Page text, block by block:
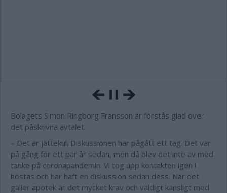
Bolagets Simon Ringborg Fransson är förstås glad över
det påskrivna avtalet.
– Det är jättekul. Diskussionen har pågått ett tag. Det var
på gång för ett par år sedan, men då blev det inte av med
tanke på coronapandemin. Vi tog upp kontakten igen i
höstas och har haft en diskussion sedan dess. När det
gäller apotek är det mycket krav och väldigt känsligt med